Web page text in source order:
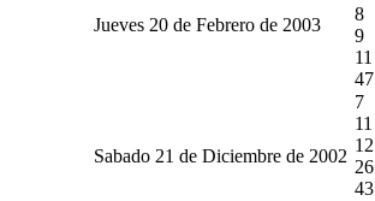
Jueves 20 de Febrero de 2003
8
9
11
47
Sabado 21 de Diciembre de 2002
7
11
12
26
43